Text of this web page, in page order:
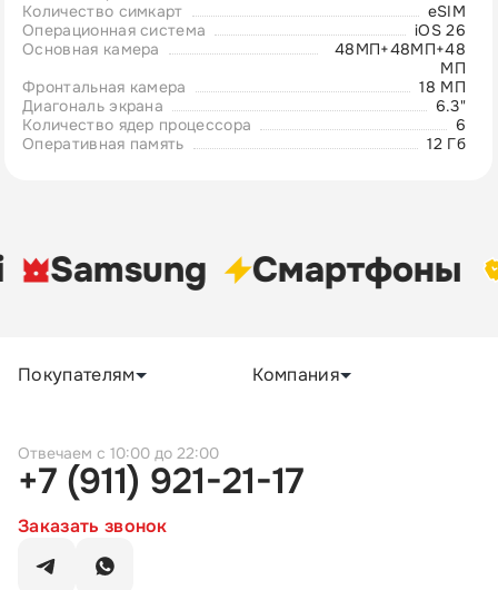
Количество симкарт
eSIM
Операционная система
iOS 26
Основная камера
48МП+48МП+48
МП
Фронтальная камера
18 MП
Диагональ экрана
6.3"
Количество ядер процессора
6
Оперативная память
12 Гб
Samsung Cмартфоны
Покупателям Компания
c 10:00 до 22:00
+7 (911) 921-21-17
Заказать звонок